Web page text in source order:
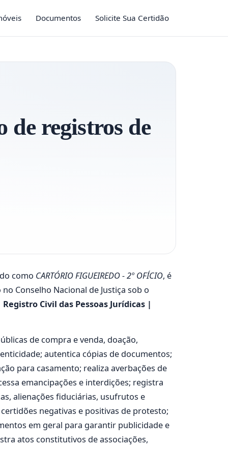
Documentos Solicite Sua Certidão
de registros de
como CARTÓRIO FIGUEIREDO - 2º OFÍCIO, é
Conselho Nacional de Justiça sob o
Civil das Pessoas Jurídicas |
de compra e venda, doação,
autentica cópias de documentos;
para casamento; realiza averbações de
emancipações e interdições; registra
alienações fiduciárias, usufrutos e
negativas e positivas de protesto;
em geral para garantir publicidade e
atos constitutivos de associações,